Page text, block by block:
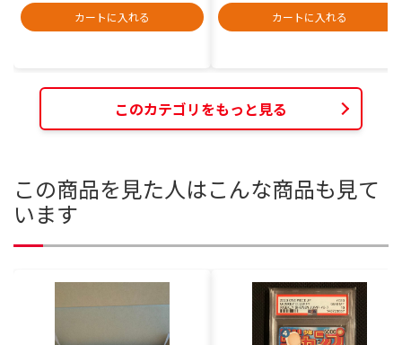
カートに入れる
カートに入れる
このカテゴリをもっと見る
この商品を見た人はこんな商品も見て
います